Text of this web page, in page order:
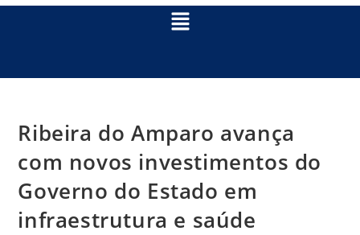
Ribeira do Amparo avança
com novos investimentos do
Governo do Estado em
infraestrutura e saúde